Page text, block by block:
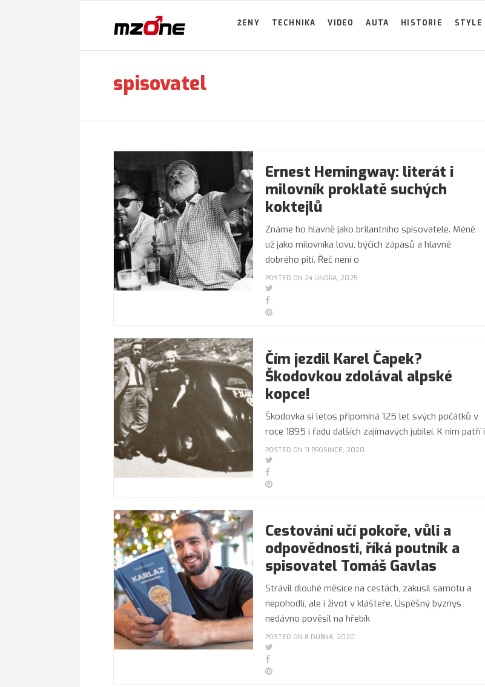
ŽENY TECHNIKA VIDEO AUTA HISTORIE STYLE
spisovatel
Ernest Hemingway: literát i
milovník proklatě suchých
koktejlů
Známe ho hlavně jako brilantního spisovatele. Méně
už jako milovníka lovu, býčích zápasů a hlavně
dobrého pití. Řeč není o
POSTED ON 24 ÚNORA, 2025
Čím jezdil Karel Čapek?
Škodovkou zdolával alpské
kopce!
Škodovka si letos připomíná 125 let svých počátků v
roce 1895 i řadu dalších zajímavých jubileí. K nim patří i
POSTED ON 11 PROSINCE, 2020
Cestování učí pokoře, vůli a
odpovědnosti, říká poutník a
spisovatel Tomáš Gavlas
Strávil dlouhé měsíce na cestách, zakusil samotu a
nepohodlí, ale i život v klášteře. Úspěšný byznys
nedávno pověsil na hřebík
POSTED ON 8 DUBNA, 2020